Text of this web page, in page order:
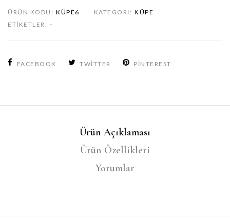
ÜRÜN KODU: KÜPE6 KATEGORI: KÜPE
ETIKETLER: -
FACEBOOK TWITTER PINTEREST
Ürün Açıklaması
Ürün Özellikleri
Yorumlar